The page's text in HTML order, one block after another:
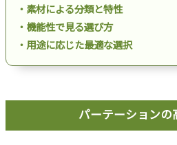
リ
ノ
ベ
シ
ン
・素材による分類と特性
・機能性で見る選び方
・用途に応じた最適な選択
パーテーションの